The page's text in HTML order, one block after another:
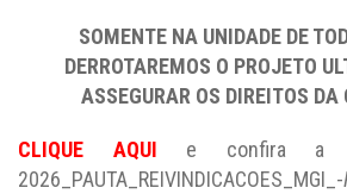
SOMENTE NA UNIDADE DE
DERROTAREMOS O PROJETO
ASSEGURAR OS DIREITOS DA
CLIQUE AQUI e confira a
2026_PAUTA_REIVINDICACOES_MGI_-